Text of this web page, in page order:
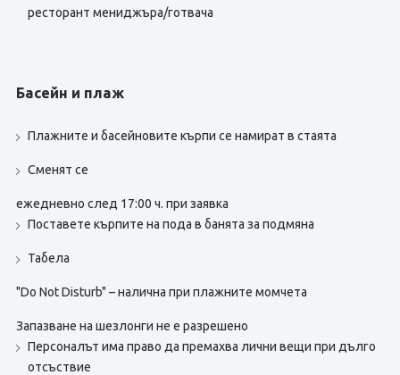
ресторант мениджъра/готвача
Басейн и плаж
Плажните и басейновите кърпи се намират в стаята
Сменят се
ежедневно след 17:00 ч. при заявка
Поставете кърпите на пода в банята за подмяна
Табела
"Do Not Disturb" – налична при плажните момчета
Запазване на шезлонги не е разрешено
Персоналът има право да премахва лични вещи при дълго
отсъствие